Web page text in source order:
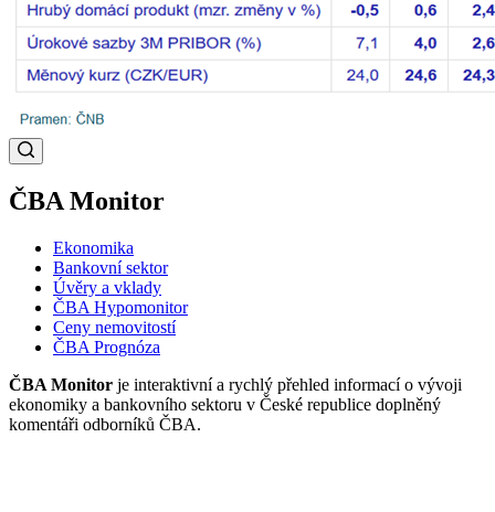
ČBA Monitor
Ekonomika
Bankovní sektor
Úvěry a vklady
ČBA Hypomonitor
Ceny nemovitostí
ČBA Prognóza
ČBA Monitor je interaktivní a rychlý přehled informací o vývoji
ekonomiky a bankovního sektoru v České republice doplněný
komentáři odborníků ČBA.